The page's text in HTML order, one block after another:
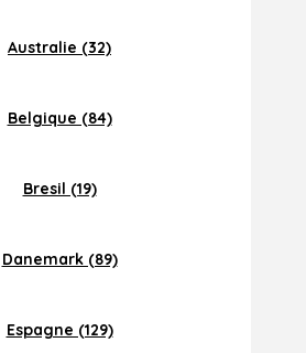
Australie (32)
Belgique (84)
Bresil (19)
Danemark (89)
Espagne (129)